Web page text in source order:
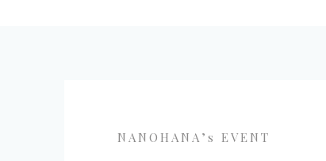
NANOHANA’s EVENT